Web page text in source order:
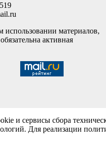
материалов,
активная
и сервисы сбора
Для реализации